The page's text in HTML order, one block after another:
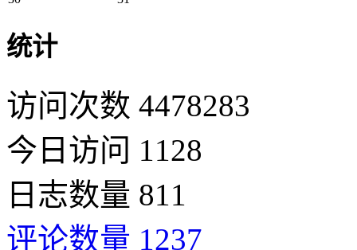
统计
访问次数 4478283
今日访问 1128
日志数量 811
评论数量 1237